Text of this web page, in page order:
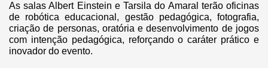
As salas Albert Einstein e Tarsila do Amaral terão oficinas
de robótica educacional, gestão pedagógica, fotografia,
criação de personas, oratória e desenvolvimento de jogos
com intenção pedagógica, reforçando o caráter prático e
inovador do evento.